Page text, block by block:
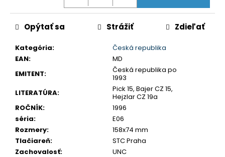
Kategória:
Česká republika
EAN:
MD
EMITENT:
Česká republika po
1993
LITERATÚRA:
Pick 15, Bajer CZ 15,
Hejzlar CZ 19a
ROČNÍK:
1996
séria:
E06
Rozmery:
158x74 mm
Tlačiareň:
STC Praha
Zachovalosť: UNC
Opýtať sa Strážiť Zdieľať
o
č
a
m
TETRADRACHMA
PTOLEMAIOS
VI.
PHILOMETOR,
SALAMIS